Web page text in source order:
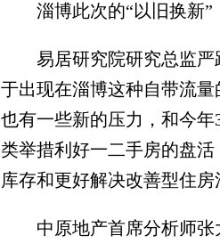
淄博此次的“以旧换新”
易居研究院研究总监严
于出现在淄博这种自带流
也有一些新的压力，和今
类举措利好一二手房的盘
库存和更好解决改善型住房
中原地产首席分析师张